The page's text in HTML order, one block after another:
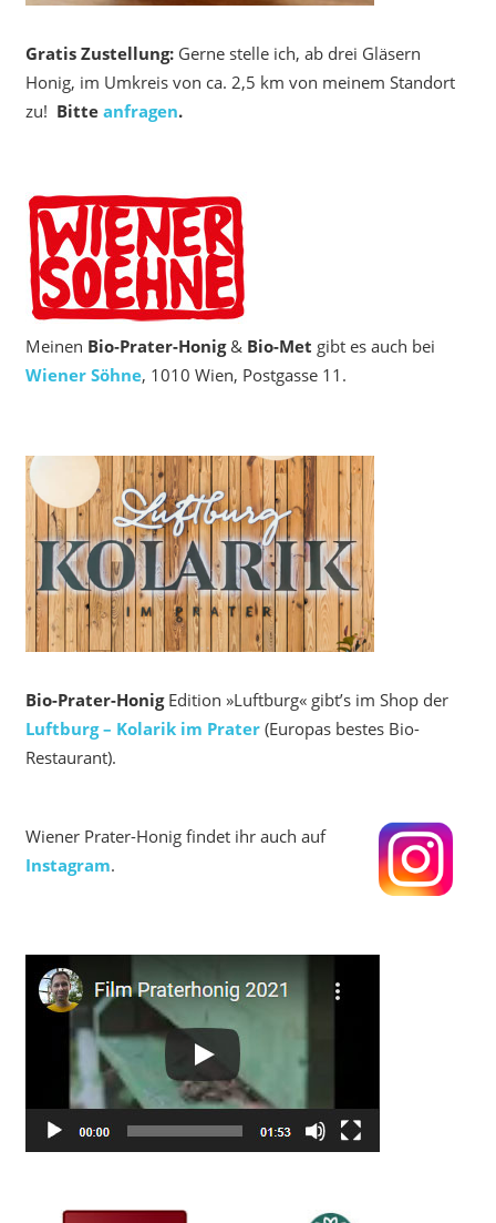
Gratis Zustellung:Gerne stelle ich, ab drei Gläsern
Honig, im Umkreis von ca. 2,5 km von meinem Standort
zu! Bitte anfragen.
Meinen Bio‑Prater-Honig& Bio-Met gibt es auch bei
Wiener Söhne, 1010 Wien, Postgasse 11.
Bio-Prater-HonigEdition »Luftburg« gibt’s im Shop der
Luftburg – Kolarik im Prater(Europas bestes Bio-
Restaurant).
Wiener Prater-Honig findet ihr auch auf
Instagram.